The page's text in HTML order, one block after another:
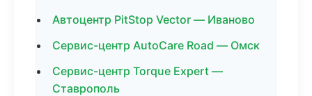
Автоцентр PitStop Vector — Иваново
Сервис-центр AutoCare Road — Омск
Сервис-центр Torque Expert —
Ставрополь